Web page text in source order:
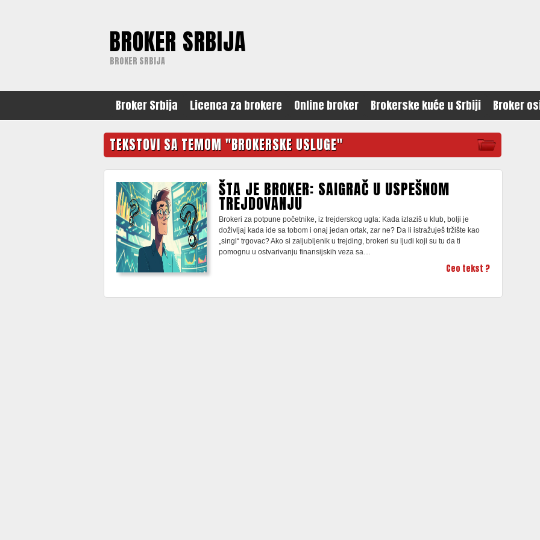
BROKER SRBIJA
BROKER SRBIJA
Broker Srbija Licenca za brokere Online broker Brokerske kuće u Srbiji Broker
TEKSTOVI SA TEMOM "BROKERSKE USLUGE"
ŠTA JE BROKER: SAIGRAČ U USPEŠNOM
TREJDOVANJU
Brokeri za potpune početnike, iz trejderskog ugla: Kada izlaziš u klub, bolji je
doživljaj kada ide sa tobom i onaj jedan ortak, zar ne? Da li istražuješ tržište kao
„singl“ trgovac? Ako si zaljubljenik u trejding, brokeri su ljudi koji su tu da ti
pomognu u ostvarivanju finansijskih veza sa…
Ceo tekst ?